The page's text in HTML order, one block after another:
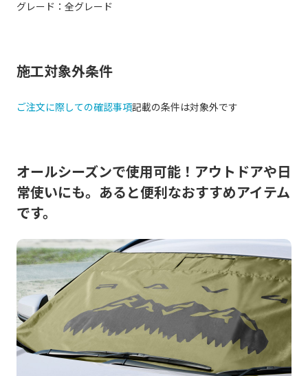
グレード：全グレード
施工対象外条件
ご注文に際しての確認事項記載の条件は対象外です
オールシーズンで使用可能！アウトドアや日
常使いにも。あると便利なおすすめアイテム
です。